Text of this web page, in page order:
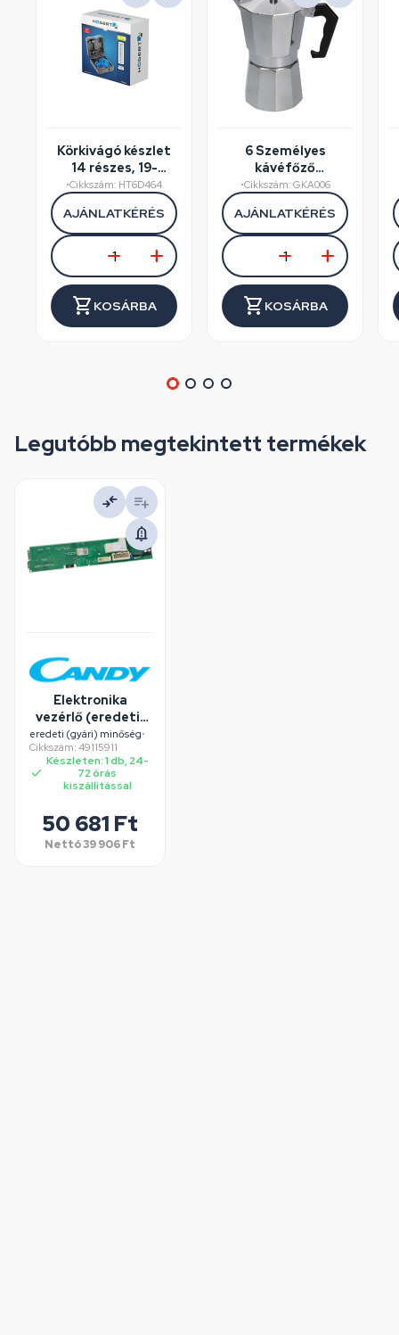
Körkivágó készlet
14 részes, 19-
75mm, műanyag
koffer, HÖGERT
HT6D464
•Cikkszám: HT6D464
AJÁNLATKÉRÉS
KOSÁRBA
6 Személyes
kávéfőző
alumínium dobozos
•Cikkszám: GKA006
AJÁNLATKÉRÉS
KOSÁRBA
Legutóbb megtekintett termékek
Elektronika
vezérlő (eredeti)
CANDY szárítógép
eredeti (gyári) minőség•
Cikkszám: 49115911
Készleten: 1 db, 24-
72 órás
kiszállítással
50 681 Ft
Nettó39 906 Ft